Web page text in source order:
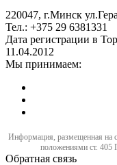
220047, г.Минск
Тел.: +375 29 6381331
Дата регистрации в
11.04.2012
Мы принимаем:
Информация, размещенная на
положениями ст. 405
Обратная связь